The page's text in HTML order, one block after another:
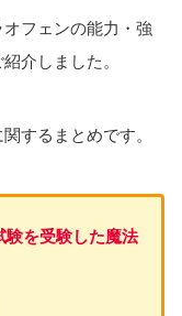
フェンの能力・強
介しました。
するまとめです。
験を受験した魔法